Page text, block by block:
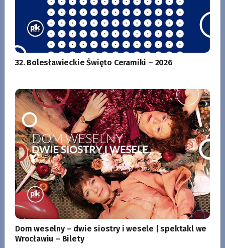
32. Bolesławieckie Święto Ceramiki – 2026
Dom weselny – dwie siostry i wesele | spektakl we
Wrocławiu – Bilety